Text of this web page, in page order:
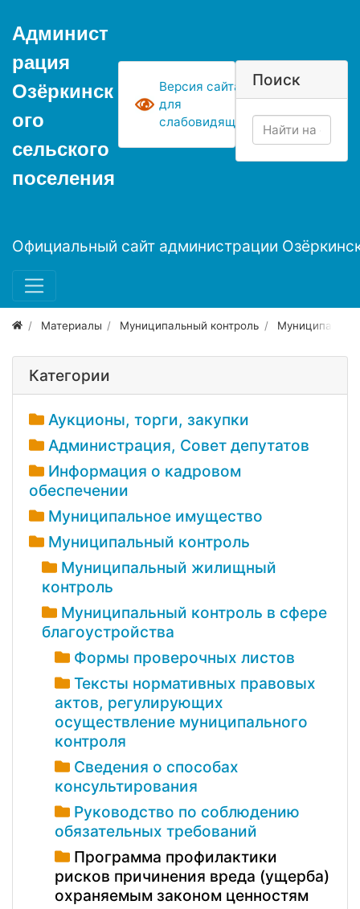
Админист
рация
Озёркинск
ого
сельского
поселения
Версия сайта
для
слабовидящих
Поиск
Официальный сайт администрации
Материалы Муниципальный контроль
Категории
Аукционы, торги, закупки
Администрация, Совет депутатов
Информация о кадровом
обеспечении
Муниципальное имущество
Муниципальный контроль
Муниципальный жилищный
контроль
Муниципальный контроль в сфере
благоустройства
Формы проверочных листов
Тексты нормативных правовых
актов, регулирующих
осуществление муниципального
контроля
Сведения о способах
консультирования
Руководство по соблюдению
обязательных требований
Программа профилактики
рисков причинения вреда (ущерба)
охраняемым законом ценностям